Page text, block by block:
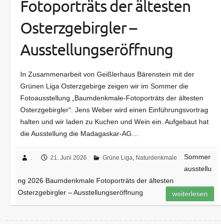
Fotoporträts der ältesten
Osterzgebirgler –
Ausstellungseröffnung
In Zusammenarbeit von Geißlerhaus Bärenstein mit der
Grünen Liga Osterzgebirge zeigen wir im Sommer die
Fotoausstellung „Baumdenkmale-Fotoporträts der ältesten
Osterzgebirgler“. Jens Weber wird einen Einführungsvortrag
halten und wir laden zu Kuchen und Wein ein. Aufgebaut hat
die Ausstellung die Madagaskar-AG…
21. Juni 2026 Grüne Liga Naturdenkmale
Sommer
ausstellu
ng 2026 Baumdenkmale Fotoporträts der ältesten
Osterzgebirgler – Ausstellungseröffnung
weiterlesen